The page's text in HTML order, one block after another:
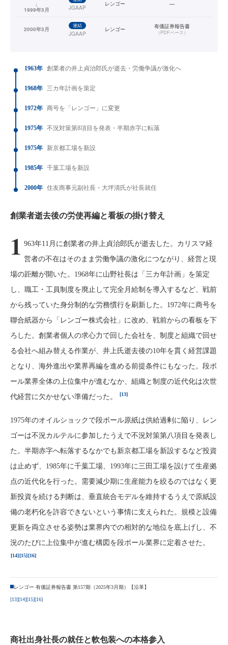
↓
1999年3月
JGAAP
レンゴー —
2000年3月
連結
JGAAP
レンゴー 有価証券報告書
（PDFベース）
1963年 創業者の井上貞治郎氏が逝去・労働争議が激化へ
1968年 三カ年計画を策定
1972年 商号を「レンゴー」に変更
1975年 不況対策第8項目を発表・半期赤字に転落
1975年 新京都工場を新設
1985年 千葉工場を新設
2000年 住友商事元副社長・大坪清氏が社長就任
創業者逝去後の労使再編と看板の掛け替え
1 963年11月に創業者の井上貞治郎氏が逝去した。カリスマ経
営者の不在はそのまま労働争議の激化につながり、経営と現
場の距離が開いた。1968年に山野社長は「三カ年計画」を策定
し、職工・工員制度を廃止して完全月給制を導入するなど、戦前
から残っていた身分制的な労務慣行を刷新した。1972年に商号を
聯合紙器から「レンゴー株式会社」に改め、戦前からの看板を下
ろした。創業者個人の求心力で回した会社を、制度と組織で回せ
る会社へ組み替える作業が、井上氏逝去後の10年を貫く経営課題
となり、海外進出や業界再編を進める前提条件にもなった。段ボ
ール業界全体の上位集中が進むなか、組織と制度の近代化は次世
代経営に欠かせない準備だった。
[13]
1975年のオイルショックで段ボール原紙は供給過剰に陥り、レン
ゴーは不況カルテルに参加したうえで不況対策第八項目を発表し
た。半期赤字へ転落するなかでも新京都工場を新設するなど投資
は止めず、1985年に千葉工場、1993年に三田工場を設けて生産拠
点の近代化を行った。需要減少期に生産能力を絞るのではなく更
新投資を続ける判断は、垂直統合モデルを維持するうえで原紙設
備の老朽化を許容できないという事情に支えられた。規模と設備
更新を両立させる姿勢は業界内での相対的な地位を底上げし、不
況のたびに上位集中が進む構図を段ボール業界に定着させた。
[14][15][16]
レンゴー 有価証券報告書 第157期（2025年3月期）【沿革】
[13][14][15][16]
商社出身社長の就任と軟包装への本格参入